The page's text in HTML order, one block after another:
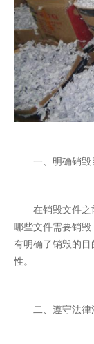
一、明确销毁
在销毁文件之前
哪些文件需要销
有明确了销毁的
性。
二、遵守法律